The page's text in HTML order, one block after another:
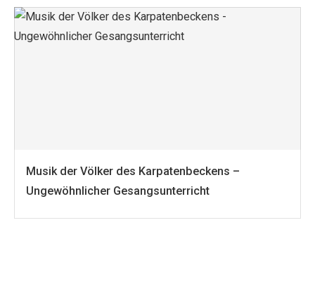
Musik der Völker des Karpatenbeckens –
Ungewöhnlicher Gesangsunterricht